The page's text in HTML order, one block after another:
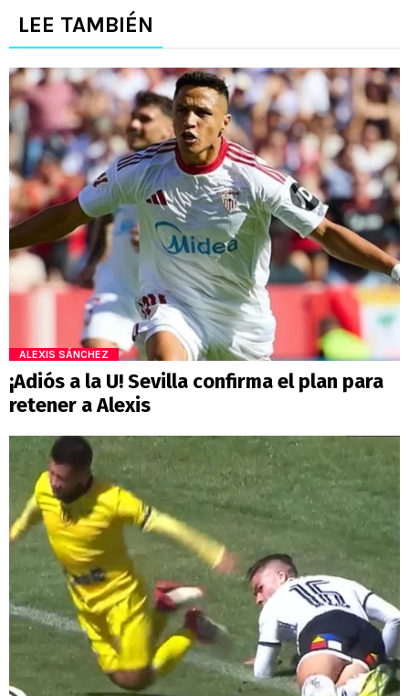
LEE TAMBIÉN
ALEXIS SÁNCHEZ
¡Adiós a la U! Sevilla confirma el plan para
retener a Alexis